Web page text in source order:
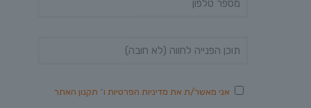
אני מאשר/ת את מדיניות הפרטיותו־ תקנון האתר